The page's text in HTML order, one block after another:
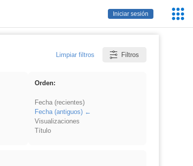
Iniciar sesión
Limpiar filtros Filtros
Orden:
Fecha (recientes)
Fecha (antiguos)
Visualizaciones
Título